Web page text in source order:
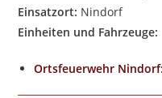
Einsatzort: Nindorf
Einheiten und Fahrzeuge:
Ortsfeuerwehr Nindorf: